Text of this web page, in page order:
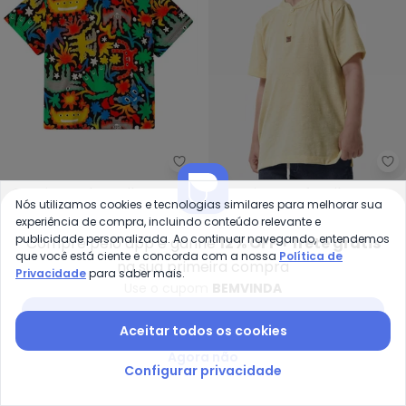
Bento - Camiseta de Malha
Camiseta de Malha
Estampa Xtranha (Preto)
BENTO
R$ 65,45R$ 119,00
ou2xdeR$ 32,72semjuros
Camiseta Infantil
Masculina Meia Malha
(Amarelo)
TRICK NICK
R$ 94,99R$ 109,99
ou3xdeR$ 31,66semjuros
-46%
Compre pelo app e ganhe12% OFF + frete grátis
na sua primeira compra
Nós utilizamos cookies e tecnologias similares para melhorar sua
experiência de compra, incluindo conteúdo relevante e
publicidade personalizada. Ao continuar navegando, entendemos
que você está ciente e concorda com a nossa Política de
Privacidadepara saber mais.
Aceitar todos os cookies
Configurar privacidade